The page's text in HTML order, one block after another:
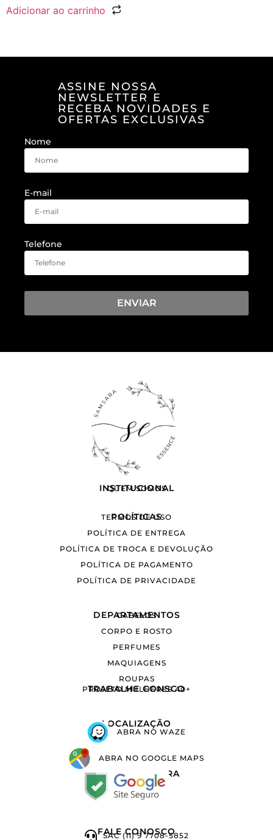
Adicionar ao carrinho
ASSINE NOSSA
NEWSLETTER E
RECEBA NOVIDADES E
OFERTAS EXCLUSIVAS
Nome
E-mail
Telefone
ENVIAR
INSTITUCIONAL
QUEM SOMOS
POLÍTICAS
TERMOS DE USO
POLÍTICA DE ENTREGA
POLÍTICA DE TROCA E DEVOLUÇÃO
POLÍTICA DE PAGAMENTO
POLÍTICA DE PRIVACIDADE
DEPARTAMENTOS
CABELOS
CORPO E ROSTO
PERFUMES
MAQUIAGENS
ROUPAS
TRABALHE CONSCO
PROJETO MULHERES 40+
LOCALIZAÇÃO
ABRA NO WAZE
ABRA NO GOOGLE MAPS
COMPRA SEGURA
FALE CONOSCO
SAC (11) 9 7708-5852